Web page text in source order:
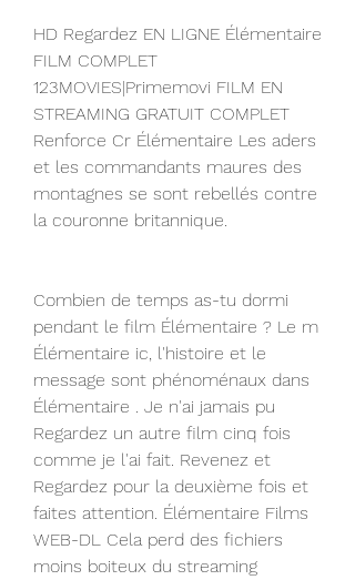
HD Regardez EN LIGNE Élémentaire
FILM COMPLET
123MOVIES|Primemovi FILM EN
STREAMING GRATUIT COMPLET
Renforce Cr Élémentaire Les aders
et les commandants maures des
montagnes se sont rebellés contre
la couronne britannique.
Combien de temps as-tu dormi
pendant le film Élémentaire ? Le m
Élémentaire ic, l'histoire et le
message sont phénoménaux dans
Élémentaire . Je n'ai jamais pu
Regardez un autre film cinq fois
comme je l'ai fait. Revenez et
Regardez pour la deuxième fois et
faites attention. Élémentaire Films
WEB-DL Cela perd des fichiers
moins boiteux du streaming